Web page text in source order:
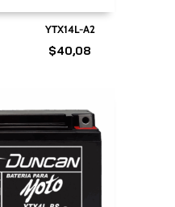
YTX14L-A2
$40,08